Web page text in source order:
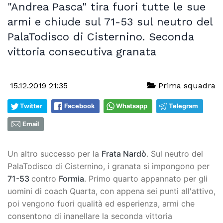
"Andrea Pasca" tira fuori tutte le sue
armi e chiude sul 71-53 sul neutro del
PalaTodisco di Cisternino. Seconda
vittoria consecutiva granata
15.12.2019 21:35 Prima squadra
Twitter Facebook Whatsapp Telegram
Email
Un altro successo per la Frata Nardò. Sul neutro del
PalaTodisco di Cisternino, i granata si impongono per
71-53 contro Formia. Primo quarto appannato per gli
uomini di coach Quarta, con appena sei punti all'attivo,
poi vengono fuori qualità ed esperienza, armi che
consentono di inanellare la seconda vittoria